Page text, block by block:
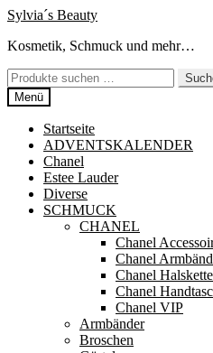
Zur
springen
Zum
springen
Sylvia´s Beauty
Kosmetik, Schmuck und mehr…
Suchen
nach:
Menü
Startseite
ADVENTSKALENDER
Chanel
Estee Lauder
Diverse
SCHMUCK
CHANEL
Chanel
Chanel
Chanel
Chanel
Chanel VIP
Armbänder
Broschen